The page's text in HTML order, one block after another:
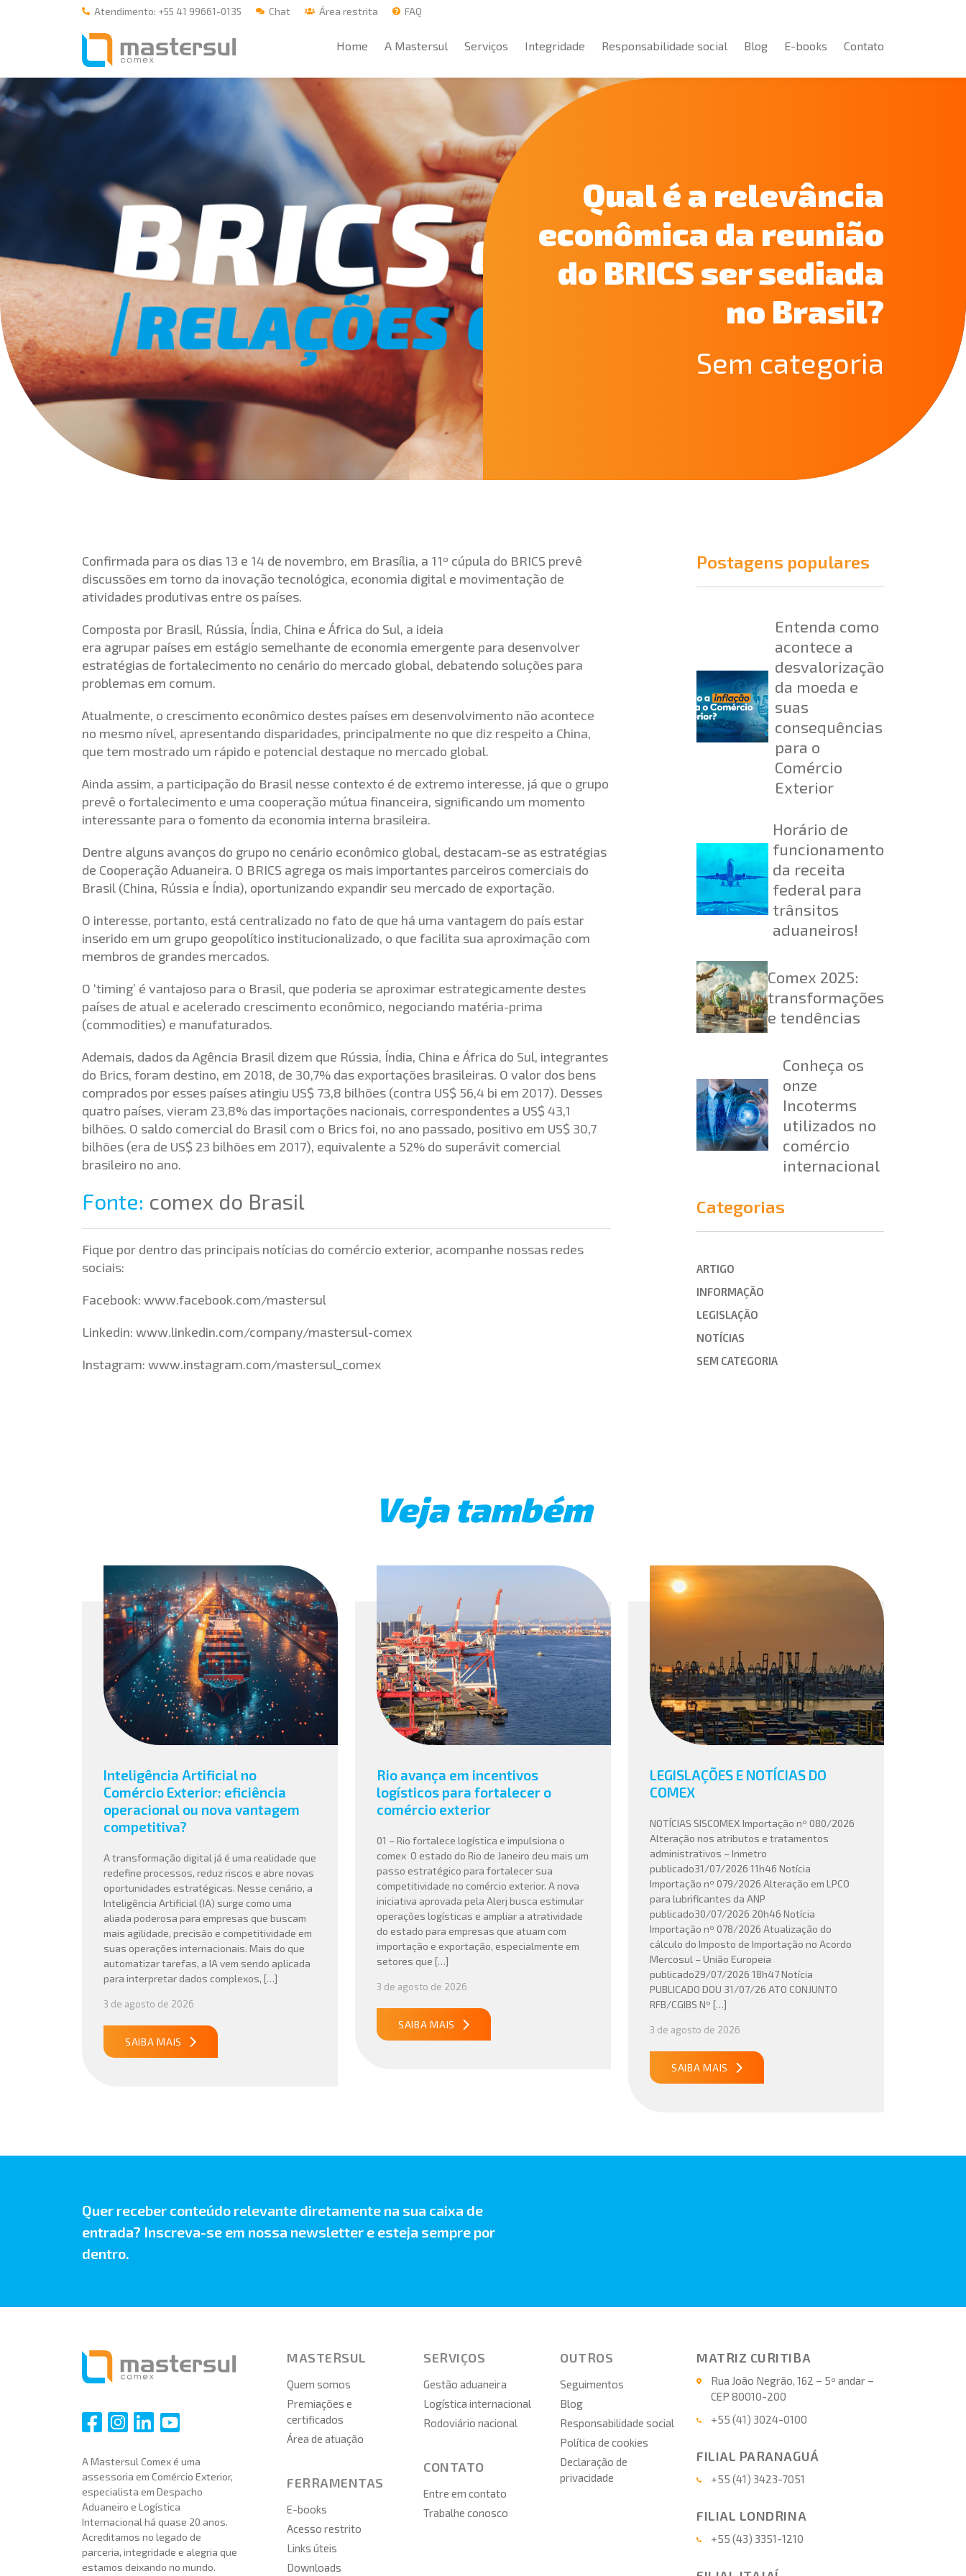
Atendimento: +55 41 99661-0135 Chat Área restrita FAQ
Home A Mastersul Serviços Integridade Responsabilidade social Blog E-books Contato
Home
A Mastersul
Responsabilidade social
Qual é a relevância
econômica da reunião
do BRICS ser sediada
no Brasil?
Sem categoria
Confirmada para os dias 13 e 14 de novembro, em Brasília, a 11º cúpula do BRICS prevê
discussões em torno da inovação tecnológica, economia digital e movimentação de
atividades produtivas entre os países.
Composta por Brasil, Rússia, Índia, China e África do Sul, a ideia
era agrupar países em estágio semelhante de economia emergente para desenvolver
estratégias de fortalecimento no cenário do mercado global, debatendo soluções para
problemas em comum.
Atualmente, o crescimento econômico destes países em desenvolvimento não acontece
no mesmo nível, apresentando disparidades, principalmente no que diz respeito a China,
que tem mostrado um rápido e potencial destaque no mercado global.
Ainda assim, a participação do Brasil nesse contexto é de extremo interesse, já que o grupo
prevê o fortalecimento e uma cooperação mútua financeira, significando um momento
interessante para o fomento da economia interna brasileira.
Dentre alguns avanços do grupo no cenário econômico global, destacam-se as estratégias
de Cooperação Aduaneira. O BRICS agrega os mais importantes parceiros comerciais do
Brasil (China, Rússia e Índia), oportunizando expandir seu mercado de exportação.
O interesse, portanto, está centralizado no fato de que há uma vantagem do país estar
inserido em um grupo geopolítico institucionalizado, o que facilita sua aproximação com
membros de grandes mercados.
O ‘timing’ é vantajoso para o Brasil, que poderia se aproximar estrategicamente destes
países de atual e acelerado crescimento econômico, negociando matéria-prima
(commodities) e manufaturados.
Ademais, dados da Agência Brasil dizem que Rússia, Índia, China e África do Sul, integrantes
do Brics, foram destino, em 2018, de 30,7% das exportações brasileiras. O valor dos bens
comprados por esses países atingiu US$ 73,8 bilhões (contra US$ 56,4 bi em 2017). Desses
quatro países, vieram 23,8% das importações nacionais, correspondentes a US$ 43,1
bilhões. O saldo comercial do Brasil com o Brics foi, no ano passado, positivo em US$ 30,7
bilhões (era de US$ 23 bilhões em 2017), equivalente a 52% do superávit comercial
brasileiro no ano.
Fonte: comex do Brasil
Fique por dentro das principais notícias do comércio exterior, acompanhe nossas redes
sociais:
Facebook: www.facebook.com/mastersul
Linkedin: www.linkedin.com/company/mastersul-comex
Instagram: www.instagram.com/mastersul_comex
Postagens populares
Entenda como
acontece a
desvalorização
da moeda e
suas
consequências
para o
Comércio
Exterior
Horário de
funcionamento
da receita
federal para
trânsitos
aduaneiros!
Comex 2025:
transformações
e tendências
Conheça os
onze
Incoterms
utilizados no
comércio
internacional
Categorias
ARTIGO
INFORMAÇÃO
LEGISLAÇÃO
NOTÍCIAS
SEM CATEGORIA
Veja também
Inteligência Artificial no
Comércio Exterior: eficiência
operacional ou nova vantagem
competitiva?
A transformação digital já é uma realidade que
redefine processos, reduz riscos e abre novas
oportunidades estratégicas. Nesse cenário, a
Inteligência Artificial (IA) surge como uma
aliada poderosa para empresas que buscam
mais agilidade, precisão e competitividade em
suas operações internacionais. Mais do que
automatizar tarefas, a IA vem sendo aplicada
para interpretar dados complexos, […]
3 de agosto de 2026
SAIBA MAIS
Rio avança em incentivos
logísticos para fortalecer o
comércio exterior
01 – Rio fortalece logística e impulsiona o
comex O estado do Rio de Janeiro deu mais um
passo estratégico para fortalecer sua
competitividade no comércio exterior. A nova
iniciativa aprovada pela Alerj busca estimular
operações logísticas e ampliar a atratividade
do estado para empresas que atuam com
importação e exportação, especialmente em
setores que […]
3 de agosto de 2026
SAIBA MAIS
LEGISLAÇÕES E NOTÍCIAS DO
COMEX
NOTÍCIAS SISCOMEX Importação nº 080/2026
Alteração nos atributos e tratamentos
administrativos – Inmetro
publicado31/07/2026 11h46 Notícia
Importação nº 079/2026 Alteração em LPCO
para lubrificantes da ANP
publicado30/07/2026 20h46 Notícia
Importação nº 078/2026 Atualização do
cálculo do Imposto de Importação no Acordo
Mercosul – União Europeia
publicado29/07/2026 18h47 Notícia
PUBLICADO DOU 31/07/26 ATO CONJUNTO
RFB/CGIBS Nº […]
3 de agosto de 2026
SAIBA MAIS
Quer receber conteúdo relevante diretamente na sua caixa de
entrada? Inscreva-se em nossa newsletter e esteja sempre por
dentro.
A Mastersul Comex é uma
assessoria em Comércio Exterior,
especialista em Despacho
Aduaneiro e Logística
Internacional há quase 20 anos.
Acreditamos no legado de
parceria, integridade e alegria que
estamos deixando no mundo.
MASTERSUL
Quem somos
Premiações e
certificados
Área de atuação
FERRAMENTAS
E-books
Acesso restrito
Links úteis
Downloads
SERVIÇOS
Gestão aduaneira
Logística internacional
Rodoviário nacional
CONTATO
Entre em contato
Trabalhe conosco
OUTROS
Seguimentos
Blog
Responsabilidade social
Política de cookies
Declaração de
privacidade
MATRIZ CURITIBA
Rua João Negrão, 162 – 5º andar –
CEP 80010-200
+55 (41) 3024-0100
FILIAL PARANAGUÁ
+55 (41) 3423-7051
FILIAL LONDRINA
+55 (43) 3351-1210